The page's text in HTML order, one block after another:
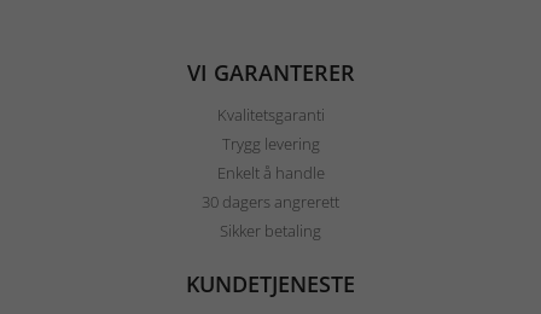
VI GARANTERER
Kvalitetsgaranti
Trygg levering
Enkelt å handle
30 dagers angrerett
Sikker betaling
KUNDETJENESTE